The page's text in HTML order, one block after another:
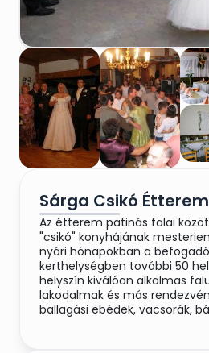
Sárga Csikó
Az étterem patinás falai
"csikó" konyhájának
nyári hónapokban a
kerthelységben további 50
helyszín kiválóan alkalmas
lakodalmak és más
ballagási ebédek, vacsorák,